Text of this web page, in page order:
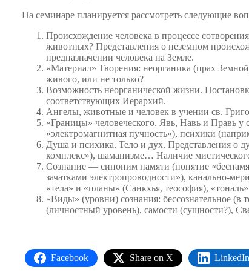
На семинаре планируется рассмотреть следующие
Происхождение человека в процессе
животных? Представления о неземном
предназначении человека на Земле.
«Материал» Творения: неорганика (прах
живого, или не только?
Возможность неорганической жизни.
соответствующих Иерархий.
Ангелы, животные и человек в учении св.
«Границы» человеческого. Явь, Навь и Правь
«электромагнитная пучность»), психики
Душа и психика. Тело и дух. Представления о
комплекс»), шаманизме… Наличие мистического
Сознание — синоним памяти (понятие
зачатками электропроводности»), канально-
«тела» и «планы» (Санкхья, теософия),
«Виды» (уровни) сознания: бессознательное (в
(личностный уровень), самости (сущности?),
Facebook Share on X LinkedIn